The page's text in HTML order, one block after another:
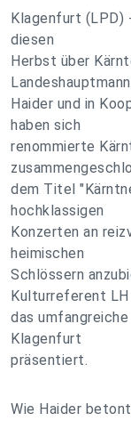
Klagenfurt (LPD)
diesen
Herbst über
Haider und in
haben sich
renommierte
dem Titel
hochklassigen
Konzerten an
heimischen
Schlössern
Kulturreferent LH
das
Klagenfurt
präsentiert.
Wie Haider